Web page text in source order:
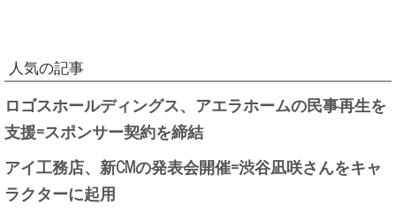
人気の記事
ロゴスホールディングス、アエラホームの民事再生を
支援=スポンサー契約を締結
アイ工務店、新CMの発表会開催=渋谷凪咲さんをキャ
ラクターに起用